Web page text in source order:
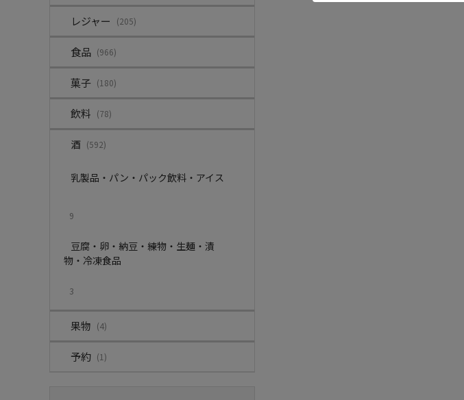
レジャー (205)
食品 (966)
菓子 (180)
飲料 (78)
酒 (592)
乳製品・パン・パック飲料・アイス
9
豆腐・卵・納豆・練物・生麺・漬
物・冷凍食品
3
果物 (4)
予約 (1)